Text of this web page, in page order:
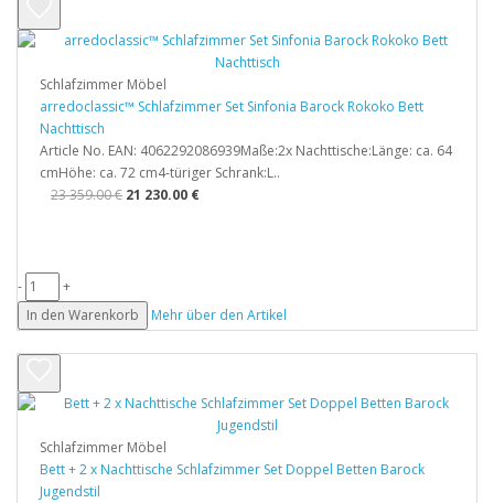
Schlafzimmer Möbel
arredoclassic™ Schlafzimmer Set Sinfonia Barock Rokoko Bett
Nachttisch
Article No. EAN: 4062292086939Maße:2x Nachttische:Länge: ca. 64
cmHöhe: ca. 72 cm4-türiger Schrank:L..
23 359.00 € 21 230.00 €
-
+
In den Warenkorb
Mehr über den Artikel
Schlafzimmer Möbel
Bett + 2 x Nachttische Schlafzimmer Set Doppel Betten Barock
Jugendstil